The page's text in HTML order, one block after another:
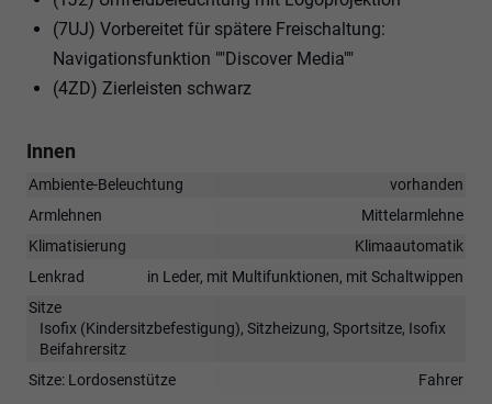
(7UJ) Vorbereitet für spätere Freischaltung:
Navigationsfunktion ""Discover Media""
(4ZD) Zierleisten schwarz
Innen
Ambiente-Beleuchtung
vorhanden
Armlehnen
Mittelarmlehne
Klimatisierung
Klimaautomatik
Lenkrad
in Leder, mit Multifunktionen, mit Schaltwippen
Sitze
Isofix (Kindersitzbefestigung), Sitzheizung, Sportsitze, Isofix
Beifahrersitz
Sitze: Lordosenstütze
Fahrer